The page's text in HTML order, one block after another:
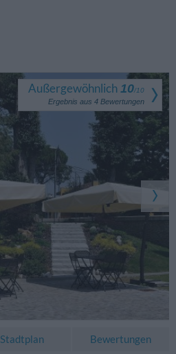
Außergewöhnlich 10/10
Ergebnis aus 4 Bewertungen
Stadtplan Bewertungen